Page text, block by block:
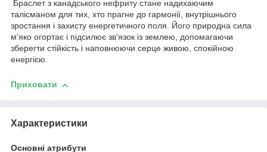
Браслет з канадського нефриту стане надихаючим
талісманом для тих, хто прагне до гармонії, внутрішнього
зростання і захисту енергетичного поля. Його природна сила
м'яко огортає і підсилює зв'язок із землею, допомагаючи
зберегти стійкість і наповнюючи серце живою, спокійною
енергією.
Приховати
Характеристики
Основні атрибути